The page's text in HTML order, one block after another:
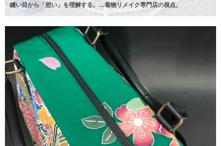
縫い目から「想い」を理解する。…着物リメイク専門店の視点。